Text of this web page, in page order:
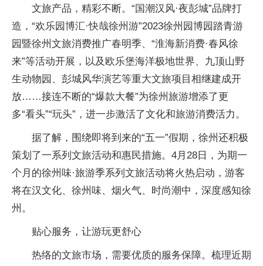
文旅产品，精彩不断。“国潮汉风·夜彭城”品牌打
造，“欢乐园博汇·快哉徐州游”2023徐州园博园踏青游
园暨徐州文旅消费推广春明季、“淮海新消费·春风徐
来”等活动开展，以及欧乐堡海洋极地世界、九顶山野
生动物园、彭城风华演艺等重大文旅项目相继建成开
放……接连不断的“爆款大餐”为徐州旅游增添了更
多“看头”“玩头”，进一步激活了文化和旅游消费活力。
据了解，围绕即将到来的“五一”假期，徐州还积极
策划了一系列文旅活动和惠民措施。4月28日，为期一
个月的徐州味·旅游季系列文旅活动将火热启动，游客
将在汉文化、徐州味、烟火气、时尚潮中，深度感知徐
州。
贴心服务，让游玩更舒心
热络的文旅市场，需要优质的服务保障。梳理近期